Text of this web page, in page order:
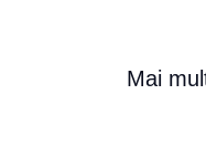
Mai